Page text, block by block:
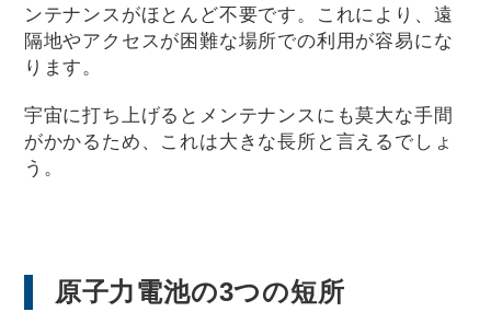
ンテナンスがほとんど不要です。これにより、遠
隔地やアクセスが困難な場所での利用が容易にな
ります。
宇宙に打ち上げるとメンテナンスにも莫大な手間
がかかるため、これは大きな長所と言えるでしょ
う。
原子力電池の3つの短所